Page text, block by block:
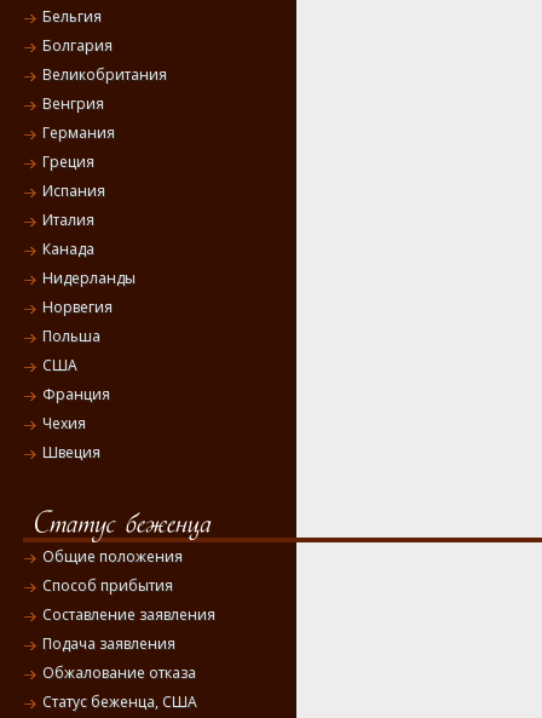
Бельгия
Болгария
Великобритания
Венгрия
Германия
Греция
Испания
Италия
Канада
Нидерланды
Норвегия
Польша
США
Франция
Чехия
Швеция
Общие положения
Способ прибытия
Составление заявления
Подача заявления
Обжалование отказа
Статус беженца, США